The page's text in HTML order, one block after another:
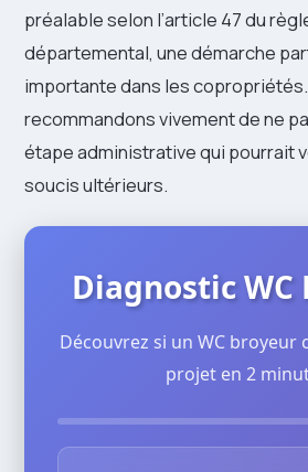
préalable selon l’article 47 du
départemental, une démarche
importante dans les
recommandons vivement de ne
étape administrative qui pourrait
soucis ultérieurs.
Diagnostic WC
Découvrez si un WC broyeur
projet en 2